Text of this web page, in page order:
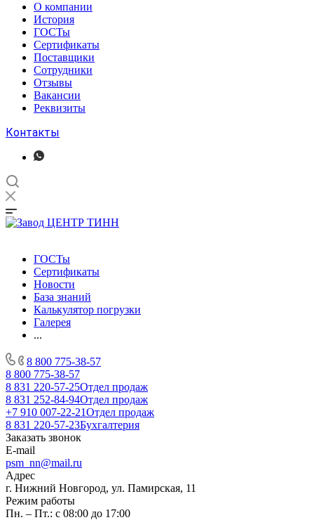
О компании
История
ГОСТы
Сертификаты
Поставщики
Сотрудники
Отзывы
Вакансии
Реквизиты
Контакты
ГОСТы
Сертификаты
Новости
База знаний
Калькулятор погрузки
Галерея
...
8 800 775-38-57
8 800 775-38-57
8 831 220-57-25Отдел продаж
8 831 252-84-94Отдел продаж
+7 910 007-22-21Отдел продаж
8 831 220-57-23Бухгалтерия
Заказать звонок
E-mail
psm_nn@mail.ru
Адрес
г. Нижний Новгород, ул. Памирская, 11
Режим работы
Пн. – Пт.: с 08:00 до 17:00